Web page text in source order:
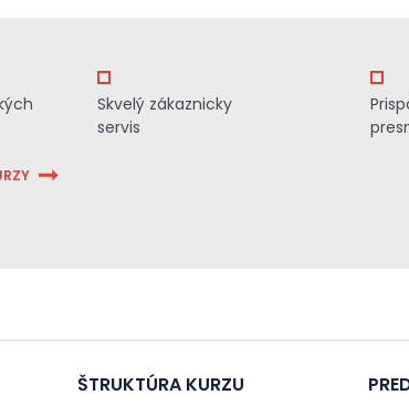
Skvelý zákaznicky
servis
ŠTRUKTÚRA KURZU